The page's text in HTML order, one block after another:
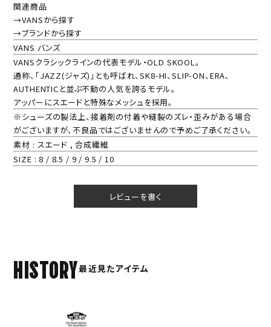
関連商品
→VANSから探す
→ブランドから探す
VANS バンズ
VANSクラシックラインの代表モデル・OLD SKOOL。
通称、「JAZZ(ジャズ)」とも呼ばれ、SK8-HI、SLIP-ON、ERA、
AUTHENTICと並ぶ不動の人気を誇るモデル。
アッパーにスエードと特殊なメッシュを採用。
※シューズの製法上、接着剤の付着や縫製のズレ・歪みがある場合
がございますが、不良品ではございませんので予めご了承ください。
素材 : スエード , 合成繊維
SIZE : 8 / 8.5 / 9 / 9.5 / 10
レビューを書く
HISTORY最近見たアイテム